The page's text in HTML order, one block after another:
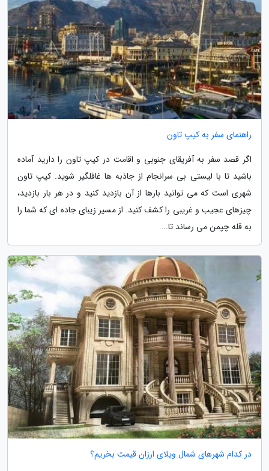
راهنمای سفر به کیپ تاون
اگر قصد سفر به آفریقای جنوبی و اقامت در کیپ تاون را دارید آماده
باشید تا با لیستی بی سرانجام از جاذبه ها غافلگیر شوید. کیپ تاون
شهری است که می توانید بارها از آن بازدید کنید و در هر بار بازدید،
چیزهای عجیب و غریبی را کشف کنید. از مسیر زیبای جاده ای که شما را
به قله چپمن می رساند تا...
در کدام شهرهای شمال ویلای ارزان قیمت بخریم؟